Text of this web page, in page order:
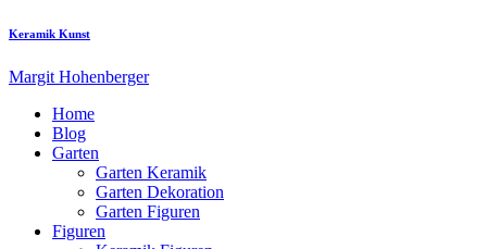
Keramik Kunst
Margit Hohenberger
Home
Blog
Garten
Garten Keramik
Garten Dekoration
Garten Figuren
Figuren